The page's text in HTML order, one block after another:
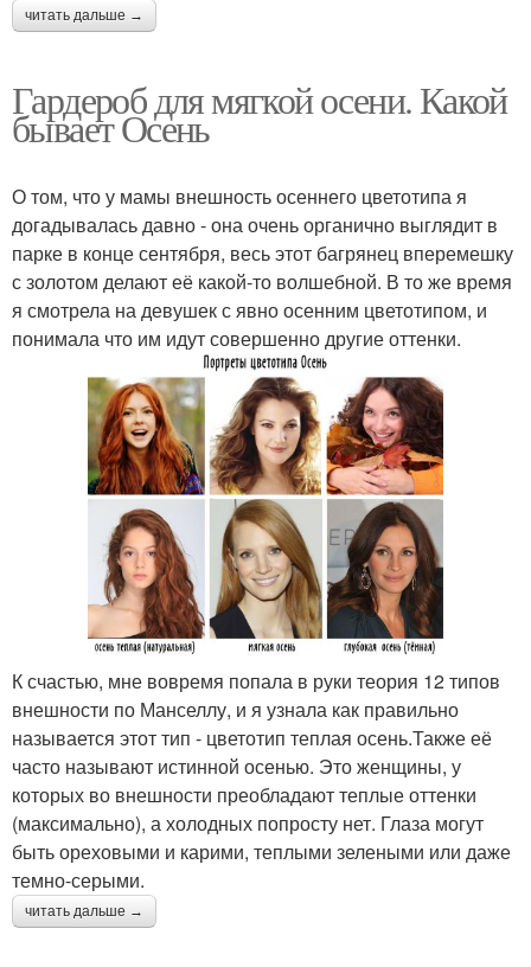
читать дальше →
Гардероб для мягкой осени. Какой
бывает Осень
О том, что у мамы внешность осеннего цветотипа я
догадывалась давно - она очень органично выглядит в
парке в конце сентября, весь этот багрянец вперемешку
с золотом делают её какой-то волшебной. В то же время
я смотрела на девушек с явно осенним цветотипом, и
понимала что им идут совершенно другие оттенки.
К счастью, мне вовремя попала в руки теория 12 типов
внешности по Манселлу, и я узнала как правильно
называется этот тип - цветотип теплая осень.Также её
часто называют истинной осенью. Это женщины, у
которых во внешности преобладают теплые оттенки
(максимально), а холодных попросту нет. Глаза могут
быть ореховыми и карими, теплыми зелеными или даже
темно-серыми.
читать дальше →